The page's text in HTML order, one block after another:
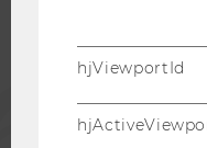
hjViewportId